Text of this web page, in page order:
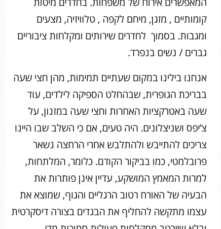
קומותיים , מזגן, מיחם לקפה , טלוויזיה, מצעים
ומגבות. בסמוך לחדרים שירותים ומקלחות ציבוריים
גברים / נשים בנפרד.
אנחנו בילינו במקום שעתיים תמימות, מהן חצי שעה
בבריכת הגופרית, שבהחלט הספיקה לילדים, עוד
שעה באטרקציות האחרות וחצי שעה במזנון, על
צ’יפס ושניצלונים. היה טעים, אם כי השלב שבו היינו
צריכים להתייבש ולהתלבש אחרי הרחצה נשאר
פרובלמטי, כמו בביקור הקודם. כלומר, המלתחות,
למרות המאמץ המושקע, עדיין אינן פותרות את
הבעיה של האורח רטוב הרגליים והגוף, שמוצא את
עצמו מתקשה להחליף את הבגדים בצורה דיסקרטית